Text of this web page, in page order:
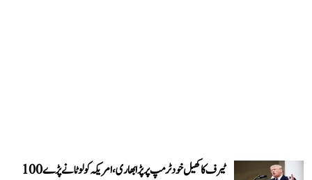
ٹیرف کا کھیل خود ٹرمپ پر پڑا بھاری، امریکہ کو لوٹانے پڑے 100